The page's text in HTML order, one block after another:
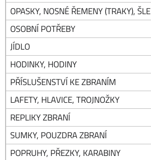
OPASKY, NOSNÉ ŘEMENY (TRAKY), ŠLE
OSOBNÍ POTŘEBY
JÍDLO
HODINKY, HODINY
PŘÍSLUŠENSTVÍ KE ZBRANÍM
LAFETY, HLAVICE, TROJNOŽKY
REPLIKY ZBRANÍ
SUMKY, POUZDRA ZBRANÍ
POPRUHY, PŘEZKY, KARABINY